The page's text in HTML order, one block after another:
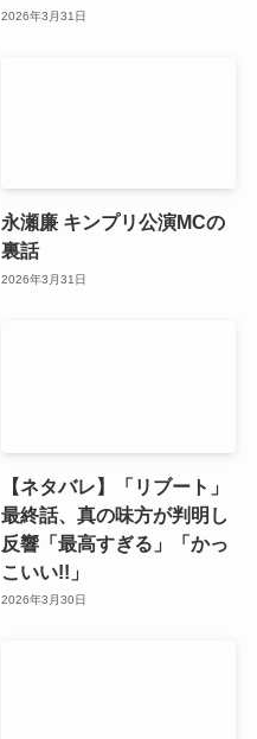
2026年3月31日
永瀬廉 キンプリ公演MCの
裏話
2026年3月31日
【ネタバレ】「リブート」
最終話、真の味方が判明し
反響「最高すぎる」「かっ
こいい!!」
2026年3月30日